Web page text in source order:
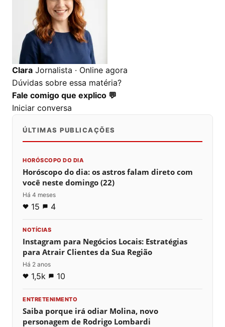
Clara Jornalista · Online agora
Dúvidas sobre essa matéria?
Fale comigo que explico 💬
Iniciar conversa
ÚLTIMAS PUBLICAÇÕES
HORÓSCOPO DO DIA
Horóscopo do dia: os astros falam direto com
você neste domingo (22)
Há 4 meses
15 4
NOTÍCIAS
Instagram para Negócios Locais: Estratégias
para Atrair Clientes da Sua Região
Há 2 anos
1,5k 10
ENTRETENIMENTO
Saiba porque irá odiar Molina, novo
personagem de Rodrigo Lombardi